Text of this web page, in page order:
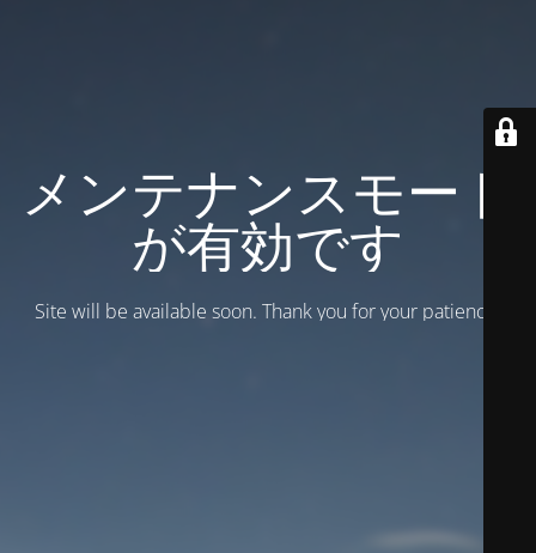
メンテナンスモード
が有効です
Site will be available soon. Thank you for your patience!